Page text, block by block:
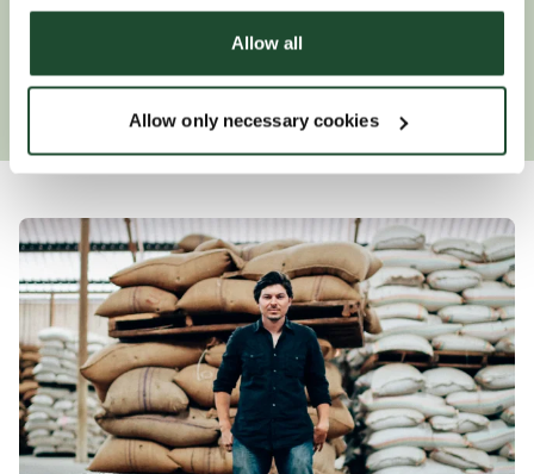
Allow all
Allow only necessary cookies
stattfinden.